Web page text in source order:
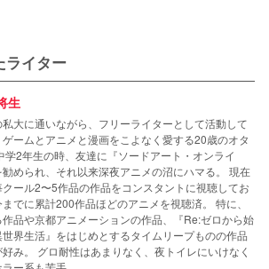
ライター
生
大に通いながら、フリーライターとして活動して
ゲームとアニメと漫画をこよなく愛する20歳のオタ
学2年生の時、友達に『ソードアート・オンライ
勧められ、それ以来深夜アニメの沼にハマる。 現在
ール2〜5作品の作品をコンスタントに視聴してお
までに累計200作品ほどのアニメを視聴済。 特に、
品や京都アニメーションの作品、『Re:ゼロから始
界生活』をはじめとするタイムリープものの作品
好み。 グロ耐性はあまりなく、夜トイレにいけなく